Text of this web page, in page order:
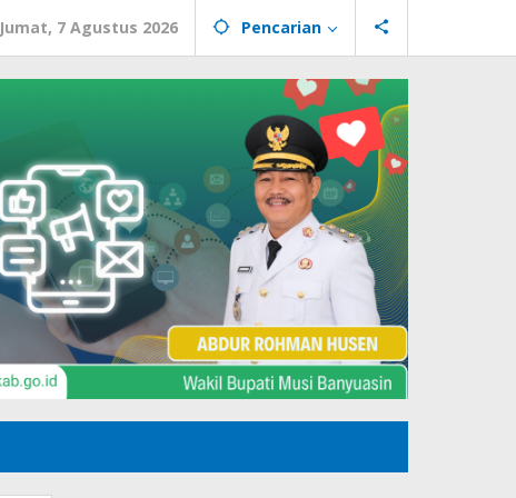
Jumat, 7 Agustus 2026 Pencarian